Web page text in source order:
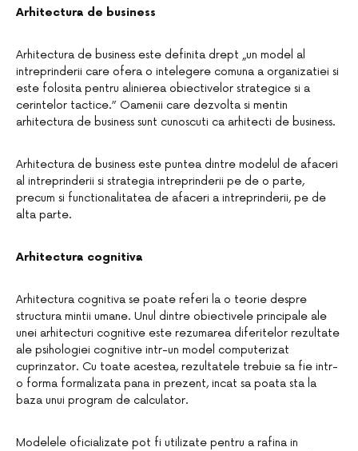
Arhitectura de business
Arhitectura de business este definita drept „un model al
intreprinderii care ofera o intelegere comuna a organizatiei si
este folosita pentru alinierea obiectivelor strategice si a
cerintelor tactice.” Oamenii care dezvolta si mentin
arhitectura de business sunt cunoscuti ca arhitecti de business.
Arhitectura de business este puntea dintre modelul de afaceri
al intreprinderii si strategia intreprinderii pe de o parte,
precum si functionalitatea de afaceri a intreprinderii, pe de
alta parte.
Arhitectura cognitiva
Arhitectura cognitiva se poate referi la o teorie despre
structura mintii umane. Unul dintre obiectivele principale ale
unei arhitecturi cognitive este rezumarea diferitelor rezultate
ale psihologiei cognitive intr-un model computerizat
cuprinzator. Cu toate acestea, rezultatele trebuie sa fie intr-
o forma formalizata pana in prezent, incat sa poata sta la
baza unui program de calculator.
Modelele oficializate pot fi utilizate pentru a rafina in